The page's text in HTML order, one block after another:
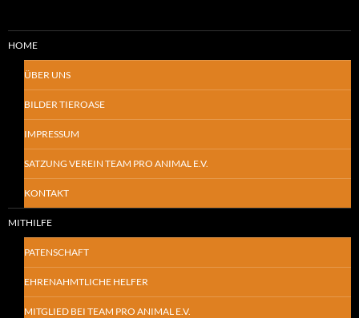
HOME
ÜBER UNS
BILDER TIEROASE
IMPRESSUM
SATZUNG VEREIN TEAM PRO ANIMAL E.V.
KONTAKT
MITHILFE
PATENSCHAFT
EHRENAHMTLICHE HELFER
MITGLIED BEI TEAM PRO ANIMAL E.V.